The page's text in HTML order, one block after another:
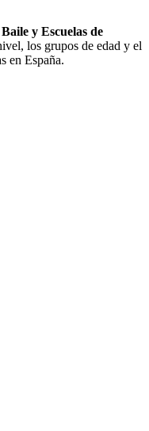
y Escuelas de
los grupos de edad y el
en España.